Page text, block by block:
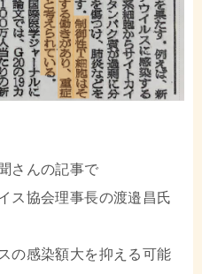
さんの記事で
ス協会理事長の渡邉昌氏
の感染額大を抑える可能